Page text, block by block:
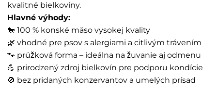
kvalitné bielkoviny.
Hlavné výhody:
🐎 100 % konské mäso vysokej kvality
🌿 vhodné pre psov s alergiami a citlivým trávením
🐾 prúžková forma – ideálna na žuvanie aj odmenu
💪 prirodzený zdroj bielkovín pre podporu kondície
🚫 bez pridaných konzervantov a umelých prísad